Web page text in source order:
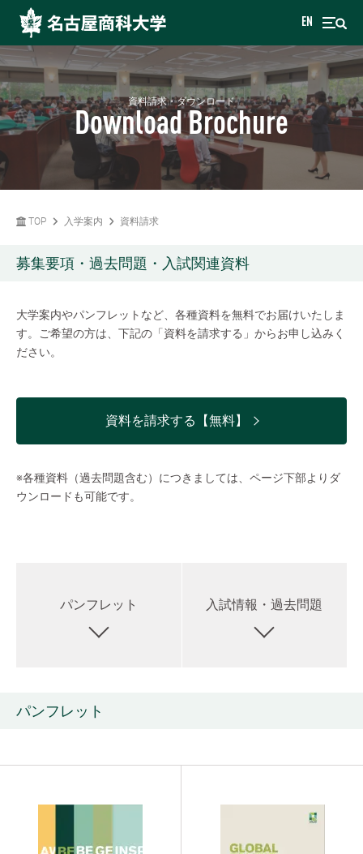
EN
資料請求・ダウンロード
Download Brochure
TOP 入学案内 資料請求
募集要項・過去問題・入試関連資料
大学案内やパンフレットなど、各種資料を無料でお届けいたしま
す。ご希望の方は、下記の「資料を請求する」からお申し込みく
ださい。
資料を請求する【無料】
※各種資料（過去問題含む）につきましては、ページ下部よりダ
ウンロードも可能です。
パンフレット 入試情報・過去問題
パンフレット